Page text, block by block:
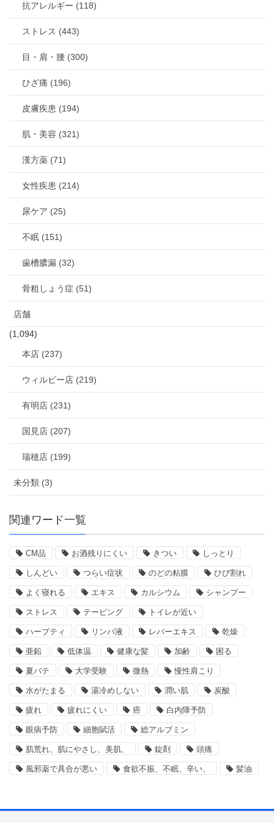
抗アレルギー (118)
ストレス (443)
目・肩・腰 (300)
ひざ痛 (196)
皮膚疾患 (194)
肌・美容 (321)
漢方薬 (71)
女性疾患 (214)
尿ケア (25)
不眠 (151)
歯槽膿漏 (32)
骨粗しょう症 (51)
店舗
(1,094)
本店 (237)
ウィルビー店 (219)
有明店 (231)
国見店 (207)
瑞穂店 (199)
未分類 (3)
関連ワード一覧
CM品 お酒残りにくい きつい しっとり
しんどい つらい症状 のどの粘膜 ひび割れ
よく寝れる エキス カルシウム シャンプー
ストレス テーピング トイレが近い
ハーブティ リンパ液 レバーエキス 乾燥
亜鉛 低体温 健康な髪 加齢 困る
夏バテ 大学受験 微熱 慢性肩こり
水がたまる 湯冷めしない 潤い肌 炭酸
疲れ 疲れにくい 癌 白内障予防
眼病予防 細胞賦活 総アルブミン
肌荒れ、肌にやさし、美肌、 錠剤 頭痛
風邪薬で具合が悪い 食欲不振、不眠、辛い、 髪油